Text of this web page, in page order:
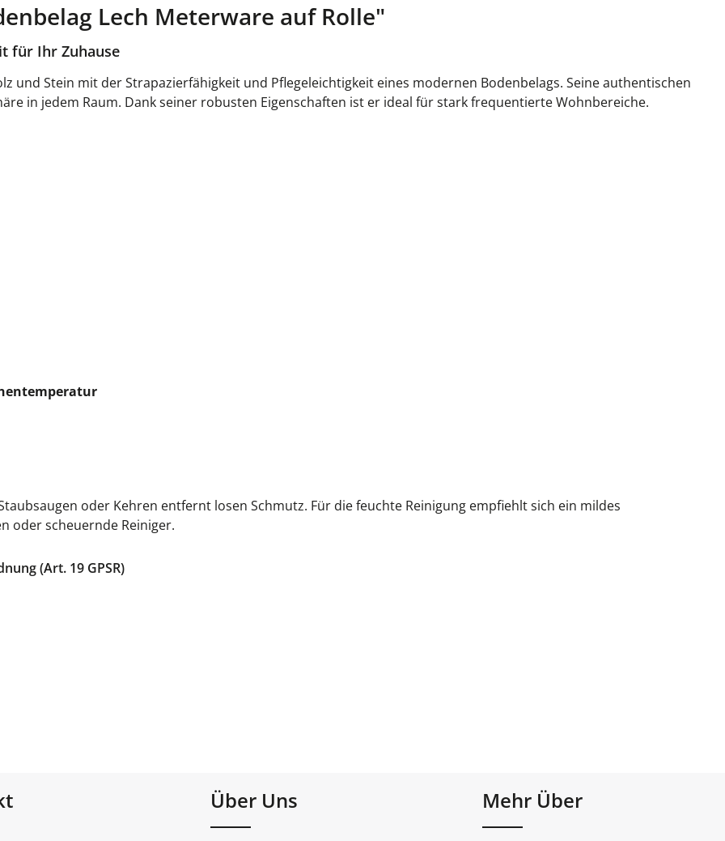
Lech Meterware auf Rolle"
für Ihr Zuhause
und Stein mit der Strapazierfähigkeit und Pflegeleichtigkeit eines modernen Bodenbelags. Seine authentischen
in jedem Raum. Dank seiner robusten Eigenschaften ist er ideal für stark frequentierte Wohnbereiche.
oder Kehren entfernt losen Schmutz. Für die feuchte Reinigung empfiehlt sich ein mildes
oder scheuernde Reiniger.
(Art. 19 GPSR)
Über Uns Mehr Über